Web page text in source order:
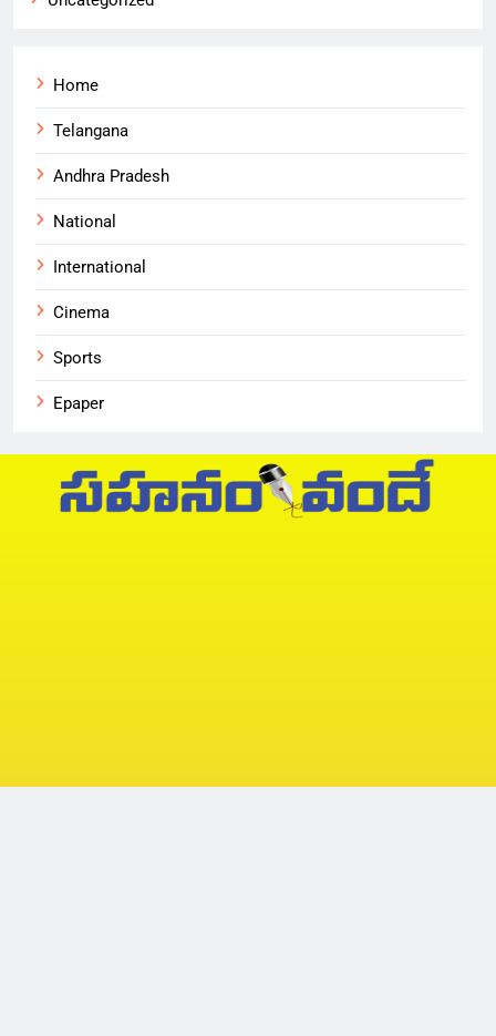
Home
Telangana
Andhra Pradesh
National
International
Cinema
Sports
Epaper